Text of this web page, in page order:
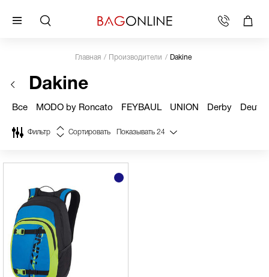
Главная Производители Dakine
Dakine
Все MODO by Roncato FEYBAUL UNION Derby Deuter
Фильтр Сортировать Показывать 24